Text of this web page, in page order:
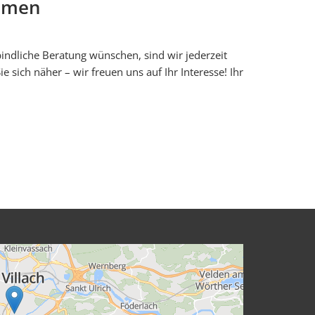
Beratung wünschen, sind wir jederzeit
sich näher – wir freuen uns auf Ihr Interesse! Ihr